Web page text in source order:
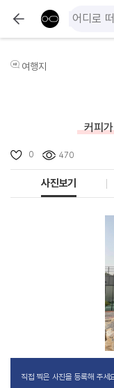
여행지
커피
0 470
사진보기
직접 찍은 사진을 등록해 주세